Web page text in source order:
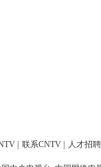
| 联系CNTV | 人才招聘